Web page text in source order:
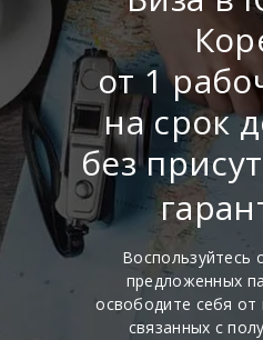
от 1
на срок
без
Воспользуйтесь
предложенных
освободите себя
связанных с